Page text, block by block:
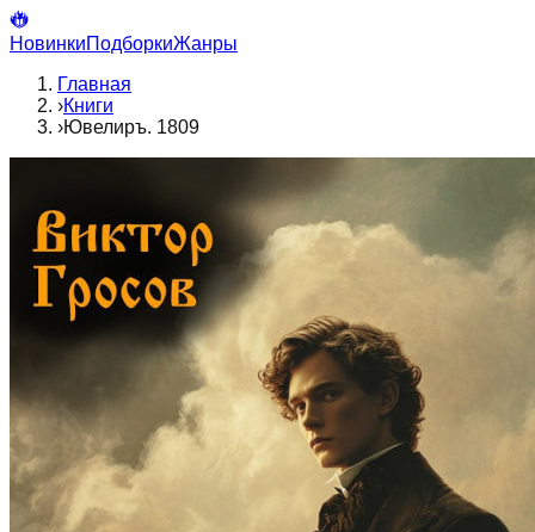
НовинкиПодборкиЖанры
Главная
›Книги
›Ювелиръ. 1809